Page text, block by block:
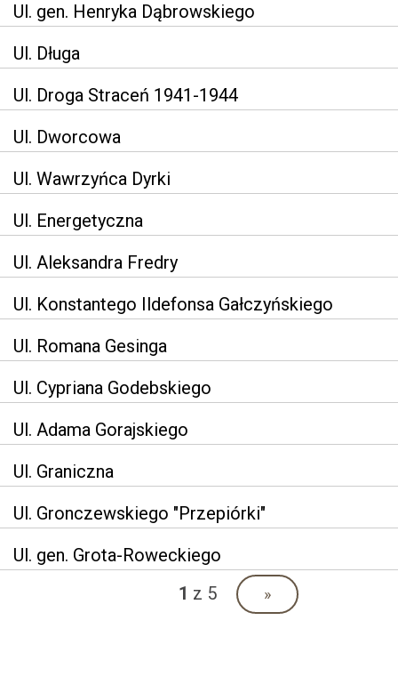
Ul. gen. Henryka Dąbrowskiego
Ul. Długa
Ul. Droga Straceń 1941-1944
Ul. Dworcowa
Ul. Wawrzyńca Dyrki
Ul. Energetyczna
Ul. Aleksandra Fredry
Ul. Konstantego Ildefonsa Gałczyńskiego
Ul. Romana Gesinga
Ul. Cypriana Godebskiego
Ul. Adama Gorajskiego
Ul. Graniczna
Ul. Gronczewskiego "Przepiórki"
Ul. gen. Grota-Roweckiego
1 z 5 »